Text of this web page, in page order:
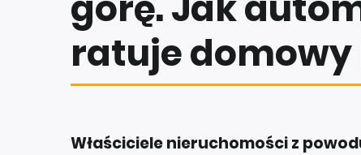
ratuje domowy
Właściciele nieruchomości z